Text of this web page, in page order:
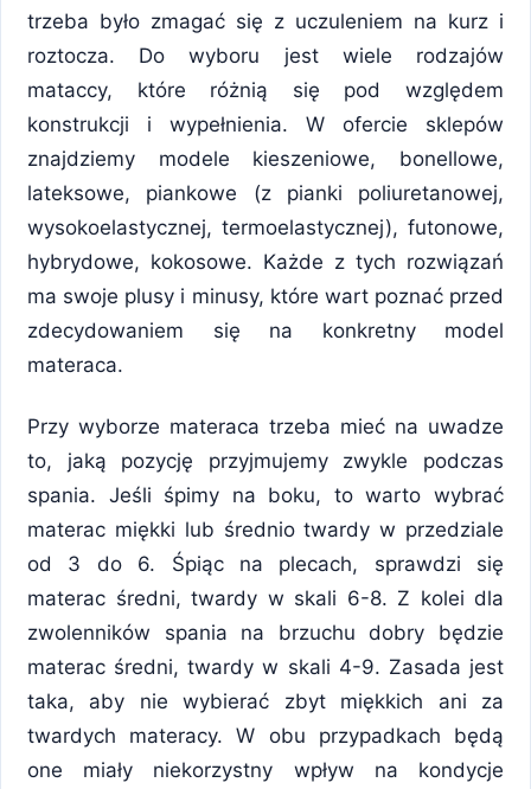
trzeba było zmagać się z uczuleniem na kurz i
roztocza. Do wyboru jest wiele rodzajów
mataccy, które różnią się pod względem
konstrukcji i wypełnienia. W ofercie sklepów
znajdziemy modele kieszeniowe, bonellowe,
lateksowe, piankowe (z pianki poliuretanowej,
wysokoelastycznej, termoelastycznej), futonowe,
hybrydowe, kokosowe. Każde z tych rozwiązań
ma swoje plusy i minusy, które wart poznać przed
zdecydowaniem się na konkretny model
materaca.
Przy wyborze materaca trzeba mieć na uwadze
to, jaką pozycję przyjmujemy zwykle podczas
spania. Jeśli śpimy na boku, to warto wybrać
materac miękki lub średnio twardy w przedziale
od 3 do 6. Śpiąc na plecach, sprawdzi się
materac średni, twardy w skali 6-8. Z kolei dla
zwolenników spania na brzuchu dobry będzie
materac średni, twardy w skali 4-9. Zasada jest
taka, aby nie wybierać zbyt miękkich ani za
twardych materacy. W obu przypadkach będą
one miały niekorzystny wpływ na kondycje